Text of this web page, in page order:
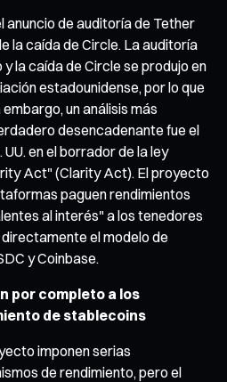
anuncio de auditoría de Tether
la caída de Circle. La auditoría
la caída de Circle se produjo en
estadounidense, por lo que
un análisis más
desencadenante fue el
en el borrador de la ley
Act" (Clarity Act). El proyecto
paguen rendimientos
al interés" a los tenedores
el modelo de
y Coinbase.
por completo a los
de stablecoins
imponen serias
de rendimiento, pero el